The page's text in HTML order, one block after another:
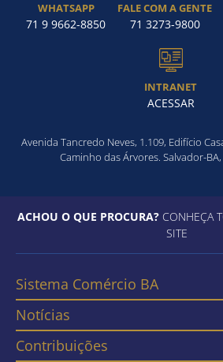
WHATSAPP
71 9 9662-8850
FALE COM A GENTE
71 3273-9800
INTRANET
ACESSAR
Avenida Tancredo Neves, 1.109, Edifício
Caminho das Árvores. Salvador-BA,
ACHOU O QUE PROCURA?CONHEÇA
SITE
Sistema Comércio BA
Notícias
Contribuições